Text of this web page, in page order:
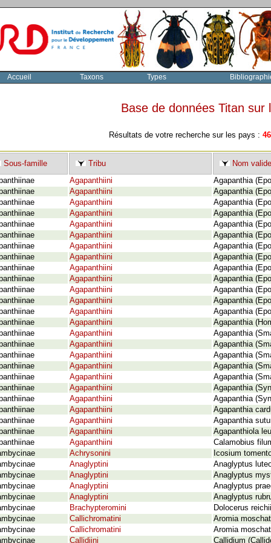
Accueil Taxons Types
Base de données Titan
Résultats de votre recherche sur les pays :
Sous-famille Tribu
Nom valide
Agapanthiini
Agapanthia
Agapanthiini
Agapanthia
Agapanthiini
Agapanthia
Agapanthiini
Agapanthia
Agapanthiini
Agapanthia
Agapanthiini
Agapanthia
Agapanthiini
Agapanthia
Agapanthiini
Agapanthia
Agapanthiini
Agapanthia
Agapanthiini
Agapanthia
Agapanthiini
Agapanthia
Agapanthiini
Agapanthia
Agapanthiini
Agapanthia
Agapanthiini
Agapanthia
Agapanthiini
Agapanthia
Agapanthiini
Agapanthia
Agapanthiini
Agapanthia
Agapanthiini
Agapanthia
Agapanthiini
Agapanthia
Agapanthiini
Agapanthia
Agapanthiini
Agapanthia
Agapanthiini
Agapanthia
Agapanthiini
Agapanthia
Agapanthiini
Agapanthiola
Agapanthiini
Calamobius
Achrysonini
Icosium
Anaglyptini
Anaglyptus
Anaglyptini
Anaglyptus
Anaglyptini
Anaglyptus
Anaglyptini
Anaglyptus
Brachypteromini
Dolocerus
Callichromatini
Aromia
Callichromatini
Aromia
Callidiini
Callidium